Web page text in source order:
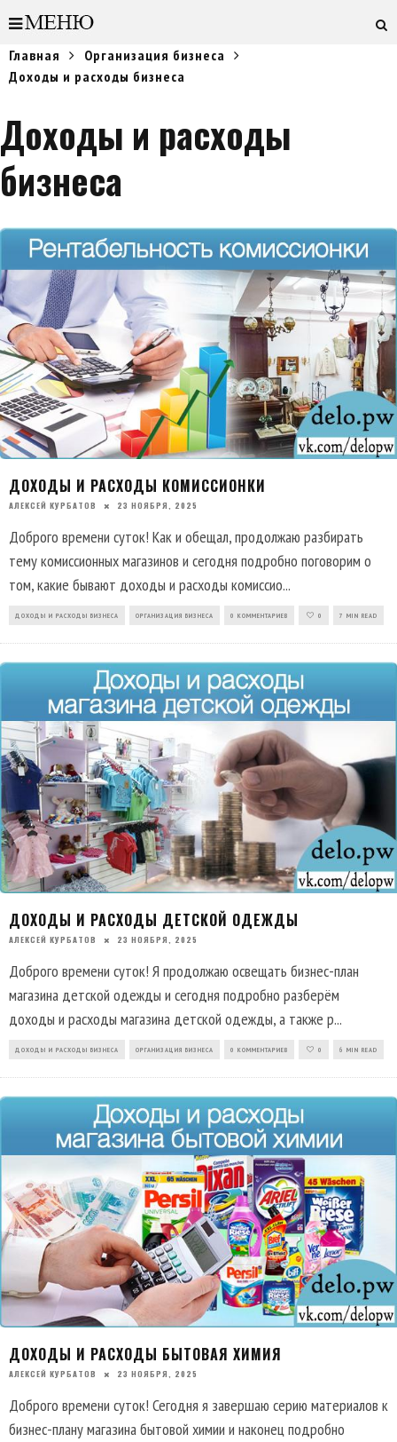
Главная
Организация бизнеса
Доходы и расходы бизнеса
Доходы и расходы
бизнеса
ДОХОДЫ И РАСХОДЫ КОМИССИОНКИ
АЛЕКСЕЙ КУРБАТОВ 23 НОЯБРЯ, 2025
Доброго времени суток! Как и обещал, продолжаю разбирать
тему комиссионных магазинов и сегодня подробно поговорим о
том, какие бывают доходы и расходы комиссио...
ДОХОДЫ И РАСХОДЫ БИЗНЕСА ОРГАНИЗАЦИЯ БИЗНЕСА 0 КОММЕНТАРИЕВ 0 7 MIN READ
ДОХОДЫ И РАСХОДЫ ДЕТСКОЙ ОДЕЖДЫ
АЛЕКСЕЙ КУРБАТОВ 23 НОЯБРЯ, 2025
Доброго времени суток! Я продолжаю освещать бизнес-план
магазина детской одежды и сегодня подробно разберём
доходы и расходы магазина детской одежды, а также р...
ДОХОДЫ И РАСХОДЫ БИЗНЕСА ОРГАНИЗАЦИЯ БИЗНЕСА 0 КОММЕНТАРИЕВ 0 6 MIN READ
ДОХОДЫ И РАСХОДЫ БЫТОВАЯ ХИМИЯ
АЛЕКСЕЙ КУРБАТОВ 23 НОЯБРЯ, 2025
Доброго времени суток! Сегодня я завершаю серию материалов к
бизнес-плану магазина бытовой химии и наконец подробно